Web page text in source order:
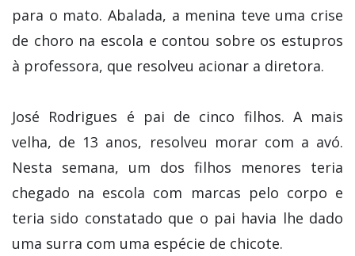
para o mato. Abalada, a menina teve uma crise
de choro na escola e contou sobre os estupros
à professora, que resolveu acionar a diretora.
José Rodrigues é pai de cinco filhos. A mais
velha, de 13 anos, resolveu morar com a avó.
Nesta semana, um dos filhos menores teria
chegado na escola com marcas pelo corpo e
teria sido constatado que o pai havia lhe dado
uma surra com uma espécie de chicote.